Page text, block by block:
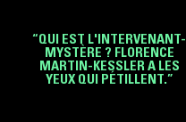
“QUI EST L'INTERVENANT-
MYSTÈRE ? FLORENCE
MARTIN-KESSLER A LES
YEUX QUI PÉTILLENT.”